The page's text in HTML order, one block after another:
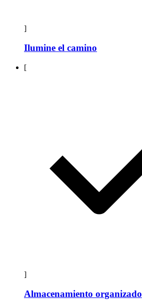
]
Ilumine el camino
[
]
Almacenamiento organizado